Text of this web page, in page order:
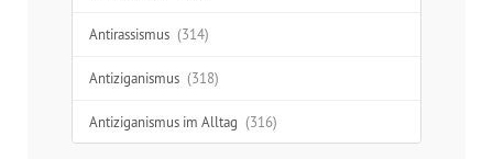
Antirassismus (314)
Antiziganismus (318)
Antiziganismus im Alltag (316)